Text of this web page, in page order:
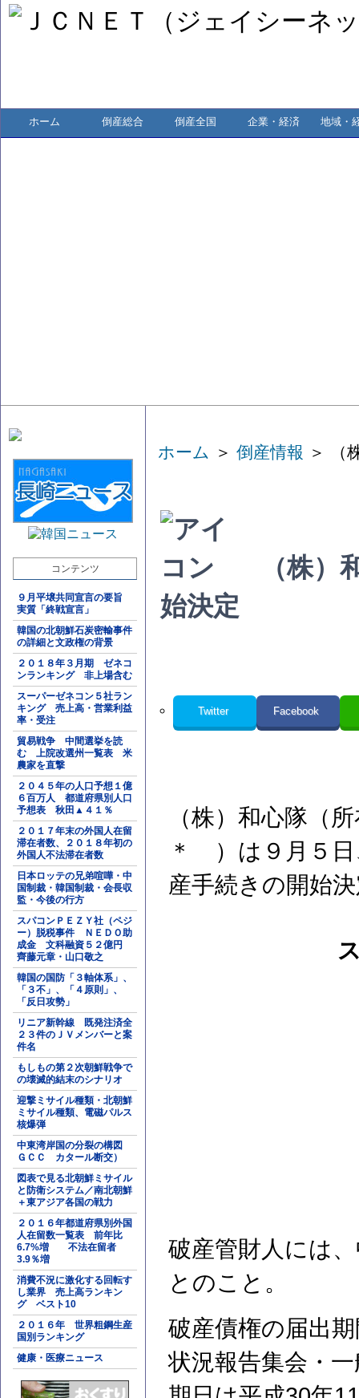
ホーム 倒産総合 倒産全国 企業・経済 地域・
コンテンツ
９月平壌共同宣言の要旨
実質「終戦宣言」
韓国の北朝鮮石炭密輸事件
の詳細と文政権の背景
２０１８年３月期 ゼネコ
ンランキング 非上場含む
スーパーゼネコン５社ラン
キング 売上高・営業利益
率・受注
貿易戦争 中間選挙を読
む 上院改選州一覧表 米
農家を直撃
２０４５年の人口予想１億
６百万人 都道府県別人口
予想表 秋田▲４１％
２０１７年末の外国人在留
滞在者数、２０１８年初の
外国人不法滞在者数
日本ロッテの兄弟喧嘩・中
国制裁・韓国制裁・会長収
監・今後の行方
スパコンＰＥＺＹ社（ペジ
ー）脱税事件 ＮＥＤＯ助
成金 文科融資５２億円
齊藤元章・山口敬之
韓国の国防「３軸体系」、
「３不」、「４原則」、
「反日攻勢」
リニア新幹線 既発注済全
２３件のＪＶメンバーと案
件名
もしもの第２次朝鮮戦争で
の壊滅的結末のシナリオ
迎撃ミサイル種類・北朝鮮
ミサイル種類、電磁パルス
核爆弾
中東湾岸国の分裂の構図
ＧＣＣ カタール断交）
図表で見る北朝鮮ミサイル
と防衛システム／南北朝鮮
＋東アジア各国の戦力
２０１６年都道府県別外国
人在留数一覧表 前年比
6.7%増 不法在留者
3.9％増
消費不況に激化する回転す
し業界 売上高ランキン
グ ベスト10
２０１６年 世界粗鋼生産
国別ランキング
健康・医療ニュース
ホーム ＞ 倒産情報 ＞ （
（株）
始決定
Twitter Facebook
（株）和心隊（
＊ ）は９月５日
産手続きの開始
破産管財人には
とのこと。
破産債権の届出
状況報告集会・